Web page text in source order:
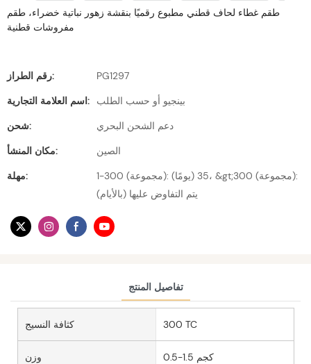
طقم غطاء لحاف قطني مطبوع رقميًا بنقشة زهور نباتية خضراء، طقم
مفروشات قطنية
رقم الطراز:
PG1297
اسم العلامة التجارية:
بينجيو أو حسب الطلب
شحن:
دعم الشحن البحري
مكان المنشأ:
الصين
مهلة:
1-300 (مجموعة): 35 (يومًا)، &gt;300 (مجموعة):
يتم التفاوض عليها (بالأيام)
تفاصيل المنتج
كثافة النسيج 300 TC
وزن 0.5-1.5 كجم